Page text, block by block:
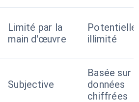
Limité par la
main d'œuvre
illimité
Subjective
Basée sur
données
chiffrées